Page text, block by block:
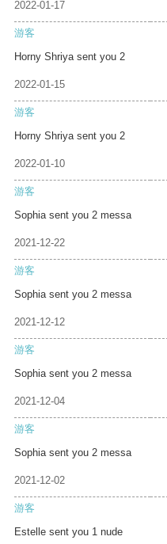
2022-01-17
游客
Horny Shriya sent you 2
2022-01-15
游客
Horny Shriya sent you 2
2022-01-10
游客
Sophia sent you 2 messa
2021-12-22
游客
Sophia sent you 2 messa
2021-12-12
游客
Sophia sent you 2 messa
2021-12-04
游客
Sophia sent you 2 messa
2021-12-02
游客
Estelle sent you 1 nude